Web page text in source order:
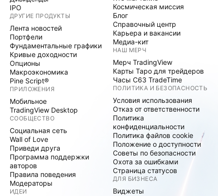
IPO
ДРУГИЕ ПРОДУКТЫ
Лента новостей
Портфели
Фундаментальные графики
Кривые доходности
Опционы
Макроэкономика
Pine Script®
ПРИЛОЖЕНИЯ
Мобильное
TradingView Desktop
СООБЩЕСТВО
Социальная сеть
Wall of Love
Приведи друга
Программа поддержки
авторов
Правила поведения
Модераторы
ИДЕИ
Космическая миссия
Блог
Справочный центр
Карьера и вакансии
Медиа-кит
НАШ МЕРЧ
Мерч TradingView
Карты Таро для трейдеров
Часы C63 TradeTime
ПОЛИТИКА И БЕЗОПАСНОСТЬ
Условия использования
Отказ от ответственности
Политика
конфиденциальности
Политика файлов cookie
Положение о доступности
Советы по безопасности
Охота за ошибками
Страница статусов
ДЛЯ БИЗНЕСА
Виджеты